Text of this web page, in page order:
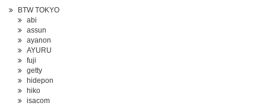
BTW TOKYO
abi
assun
ayanon
AYURU
fuji
getty
hidepon
hiko
isacom